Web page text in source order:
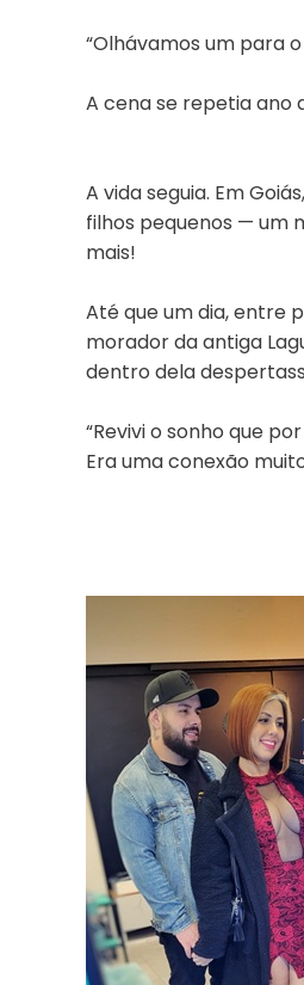
“Olhávamos um para
A cena se repetia ano
A vida seguia. Em
filhos pequenos — um
mais!
Até que um dia, entre
morador da antiga
dentro dela
“Revivi o sonho que
Era uma conexão